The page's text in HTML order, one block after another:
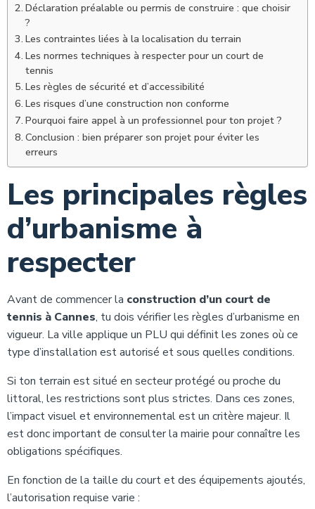
Déclaration préalable ou permis de construire : que choisir
?
Les contraintes liées à la localisation du terrain
Les normes techniques à respecter pour un court de
tennis
Les règles de sécurité et d’accessibilité
Les risques d’une construction non conforme
Pourquoi faire appel à un professionnel pour ton projet ?
Conclusion : bien préparer son projet pour éviter les
erreurs
Les principales règles
d’urbanisme à
respecter
Avant de commencer la construction d’un court de
tennis à Cannes, tu dois vérifier les règles d’urbanisme en
vigueur. La ville applique un PLU qui définit les zones où ce
type d’installation est autorisé et sous quelles conditions.
Si ton terrain est situé en secteur protégé ou proche du
littoral, les restrictions sont plus strictes. Dans ces zones,
l’impact visuel et environnemental est un critère majeur. Il
est donc important de consulter la mairie pour connaître les
obligations spécifiques.
En fonction de la taille du court et des équipements ajoutés,
l’autorisation requise varie :